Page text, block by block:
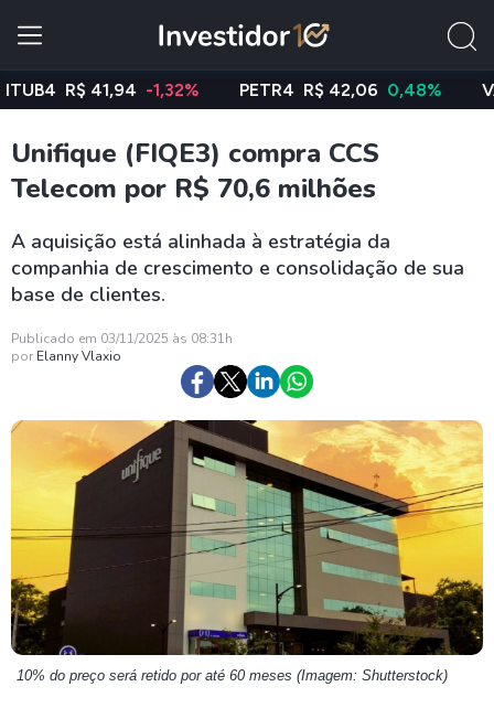
R$ 41,94 -1,32% PETR4 R$ 42,06 0,48% VALE3
Unifique (FIQE3) compra CCS
Telecom por R$ 70,6 milhões
A aquisição está alinhada à estratégia da
companhia de crescimento e consolidação de sua
base de clientes.
Publicado em 03/11/2025 às 08:31h
por Elanny Vlaxio
10% do preço será retido por até 60 meses (Imagem: Shutterstock)